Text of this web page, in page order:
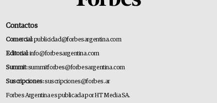
Contactos
Comercial:publicidad@forbesargentina.com
Editorial:info@forbesargentina.com
Summit:summitforbes@forbesargentina.com
Suscripciones:suscripciones@forbes.ar
Forbes Argentina es publicada por HT Media SA.